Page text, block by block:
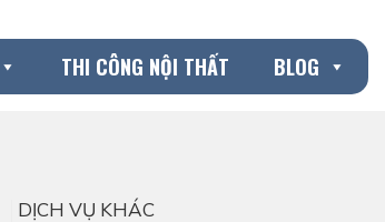
THI CÔNG NỘI THẤT BLOG
DỊCH VỤ KHÁC